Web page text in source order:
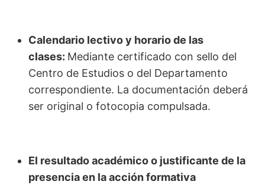
Calendario lectivo y horario de las
clases: Mediante certificado con sello del
Centro de Estudios o del Departamento
correspondiente. La documentación deberá
ser original o fotocopia compulsada.
El resultado académico o justificante de la
presencia en la acción formativa